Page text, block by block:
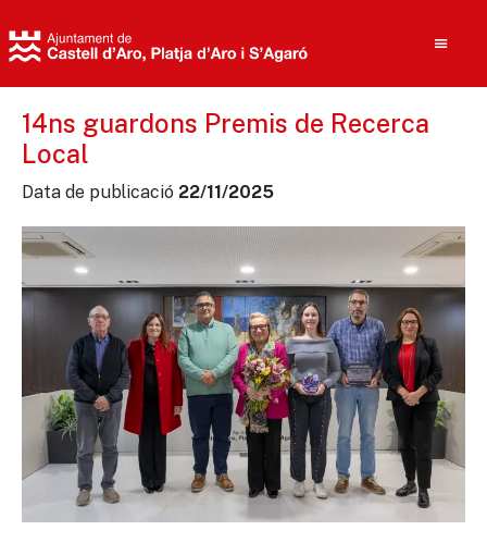
14ns guardons Premis de Recerca
Local
Data de publicació 22/11/2025